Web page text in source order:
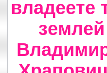
владеете